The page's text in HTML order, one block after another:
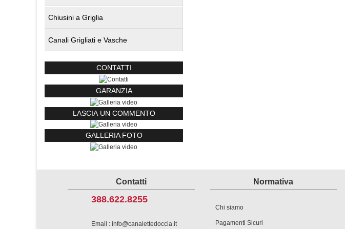
Chiusini a Griglia
Canali Grigliati e Vasche
CONTATTI
GARANZIA
LASCIA UN COMMENTO
GALLERIA FOTO
Contatti
388.622.8255
Email : info@canalettedoccia.it
Normativa
Chi siamo
Pagamenti Sicuri